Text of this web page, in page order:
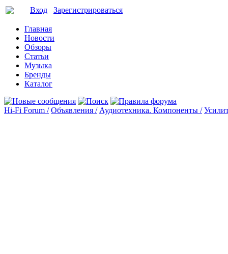
Вход Зарегистрироваться
Главная
Новости
Обзоры
Статьи
Музыка
Бренды
Каталог
Hi-Fi Forum / Объявления / Аудиотехника. Компоненты /